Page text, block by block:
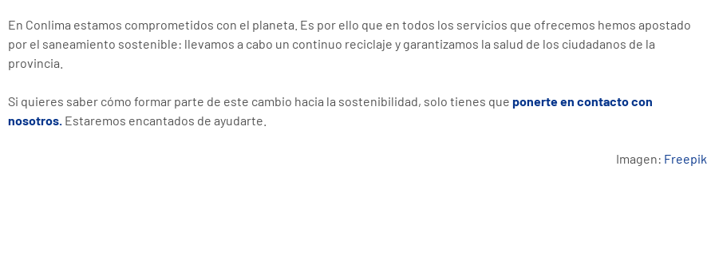
En Conlima estamos comprometidos con el planeta. Es por ello que en todos los servicios que ofrecemos hemos apostado
por el saneamiento sostenible: llevamos a cabo un continuo reciclaje y garantizamos la salud de los ciudadanos de la
provincia.
Si quieres saber cómo formar parte de este cambio hacia la sostenibilidad, solo tienes que ponerte en contacto con
nosotros. Estaremos encantados de ayudarte.
Imagen: Freepik